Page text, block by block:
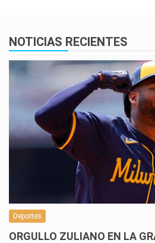
NOTICIAS RECIENTES
Deportes
ORGULLO ZULIANO EN LA